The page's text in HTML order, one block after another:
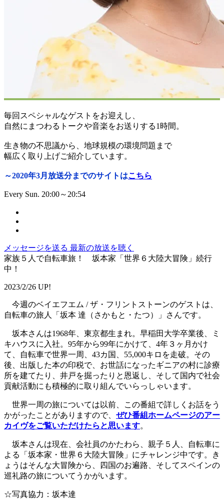
毎回スペシャルなゲストをお迎えし、
自然にまつわるトークや音楽をお送りする1時間。
生き物の不思議から、地球規模の環境問題まで
幅広く取り上げご紹介しています。
～2020年3月放送分までのサイトはこちら
Every Sun. 20:00～20:54
メッセージを送る 最新の放送を聴く
家族５人で自転車旅！ 坂本家「世界６大陸大冒険」続行
中！
2023/2/26 UP!
今週のベイエフエム / ザ・フリントストーンのゲストは、
自転車の旅人「坂本 達（さかもと・たつ）」さんです。
坂本さんは1968年、東京都生まれ。早稲田大学卒業後、ミ
キハウスに入社。95年から99年にかけて、4年３ヶ月かけ
て、自転車で世界一周、43カ国、55,000キロを走破。その
後、出版した本の印税で、お世話になったギニアの村に診療
所を建てたり、井戸を掘ったりと恩返し、そして国内で社会
貢献活動にも積極的に取り組んでいらっしゃいます。
世界一周の旅については以前、この番組で詳しくお話をう
かがったことがありますので、 ぜひ番組ホームページのアー
カイヴをご覧いただけたらと思います。
坂本さんは現在、会社員のかたわら、親子５人、自転車に
よる「坂本家・世界６大陸大冒険」にチャレンジ中です。き
ょうはそんな大冒険から、四国のお遍路、そしてスペインの
巡礼路の旅についてうかがいます。
☆写真協力：坂本達